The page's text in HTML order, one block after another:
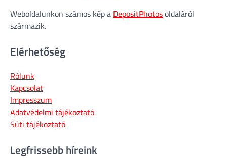
Weboldalunkon számos kép a DepositPhotosoldaláról
származik.
Elérhetőség
Rólunk
Kapcsolat
Impresszum
Adatvédelmi tájékoztató
Süti tájékoztató
Legfrissebb híreink